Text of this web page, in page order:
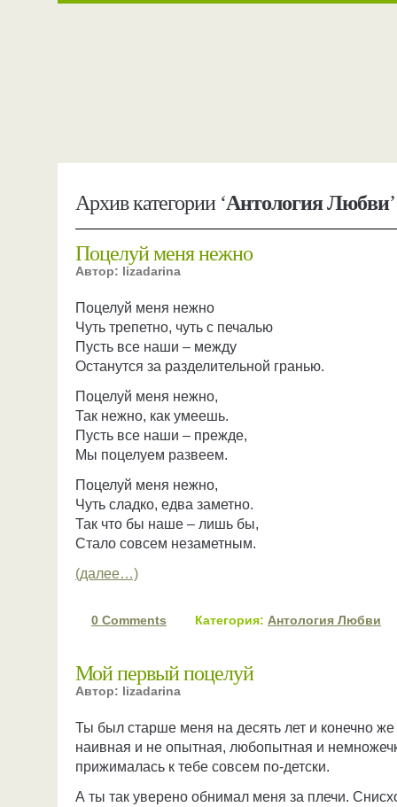
Архив категории ‘Антология Любви’
Поцелуй меня нежно
Автор: lizadarina
Поцелуй меня нежно
Чуть трепетно, чуть с печалью
Пусть все наши – между
Останутся за разделительной гранью.
Поцелуй меня нежно,
Так нежно, как умеешь.
Пусть все наши – прежде,
Мы поцелуем развеем.
Поцелуй меня нежно,
Чуть сладко, едва заметно.
Так что бы наше – лишь бы,
Стало совсем незаметным.
(далее…)
0 Comments Категория: Антология Любви
Мой первый поцелуй
Автор: lizadarina
Ты был старше меня на десять лет и конечно
наивная и не опытная, любопытная и
прижималась к тебе совсем по-детски.
А ты так уверено обнимал меня за плечи.